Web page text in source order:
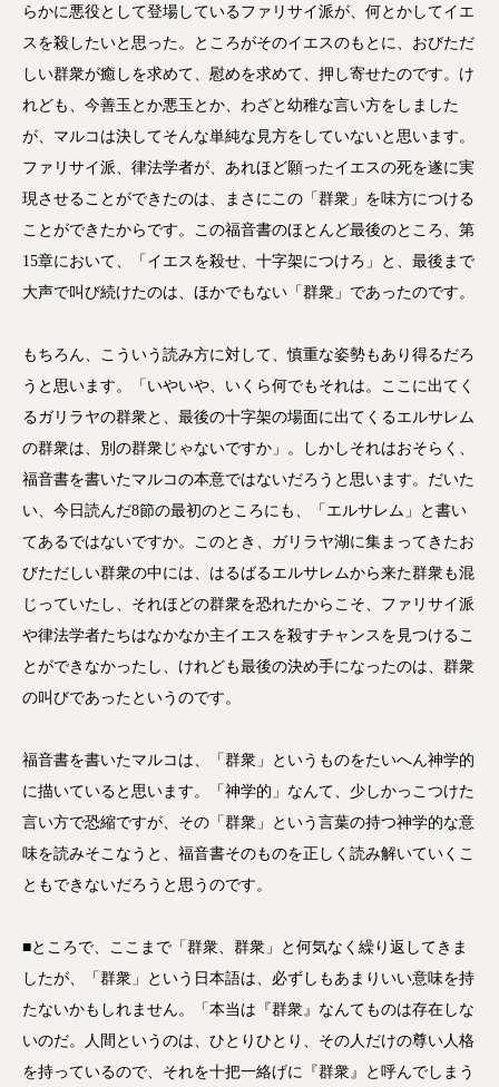
らかに悪役として登場しているファリサイ派が、何とかしてイエ
スを殺したいと思った。ところがそのイエスのもとに、おびただ
しい群衆が癒しを求めて、慰めを求めて、押し寄せたのです。け
れども、今善玉とか悪玉とか、わざと幼稚な言い方をしました
が、マルコは決してそんな単純な見方をしていないと思います。
ファリサイ派、律法学者が、あれほど願ったイエスの死を遂に実
現させることができたのは、まさにこの「群衆」を味方につける
ことができたからです。この福音書のほとんど最後のところ、第
15章において、「イエスを殺せ、十字架につけろ」と、最後まで
大声で叫び続けたのは、ほかでもない「群衆」であったのです。
もちろん、こういう読み方に対して、慎重な姿勢もあり得るだろ
うと思います。「いやいや、いくら何でもそれは。ここに出てく
るガリラヤの群衆と、最後の十字架の場面に出てくるエルサレム
の群衆は、別の群衆じゃないですか」。しかしそれはおそらく、
福音書を書いたマルコの本意ではないだろうと思います。だいた
い、今日読んだ8節の最初のところにも、「エルサレム」と書い
てあるではないですか。このとき、ガリラヤ湖に集まってきたお
びただしい群衆の中には、はるばるエルサレムから来た群衆も混
じっていたし、それほどの群衆を恐れたからこそ、ファリサイ派
や律法学者たちはなかなか主イエスを殺すチャンスを見つけるこ
とができなかったし、けれども最後の決め手になったのは、群衆
の叫びであったというのです。
福音書を書いたマルコは、「群衆」というものをたいへん神学的
に描いていると思います。「神学的」なんて、少しかっこつけた
言い方で恐縮ですが、その「群衆」という言葉の持つ神学的な意
味を読みそこなうと、福音書そのものを正しく読み解いていくこ
ともできないだろうと思うのです。
■ところで、ここまで「群衆、群衆」と何気なく繰り返してきま
したが、「群衆」という日本語は、必ずしもあまりいい意味を持
たないかもしれません。「本当は『群衆』なんてものは存在しな
いのだ。人間というのは、ひとりひとり、その人だけの尊い人格
を持っているので、それを十把一絡げに『群衆』と呼んでしまう